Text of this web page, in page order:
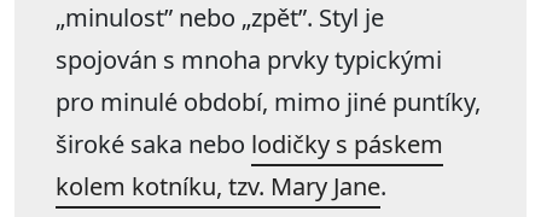
„minulost” nebo „zpět”. Styl je
spojován s mnoha prvky typickými
pro minulé období, mimo jiné puntíky,
široké saka nebo lodičky s páskem
kolem kotníku, tzv. Mary Jane.